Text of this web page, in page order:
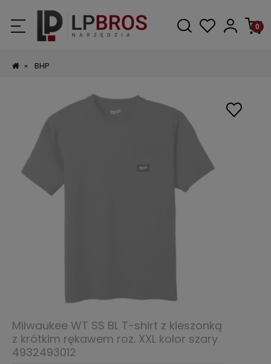
» BHP
Milwaukee WT SS BL T-shirt z kieszonką
z krótkim rękawem roz. XXL kolor szary
4932493012